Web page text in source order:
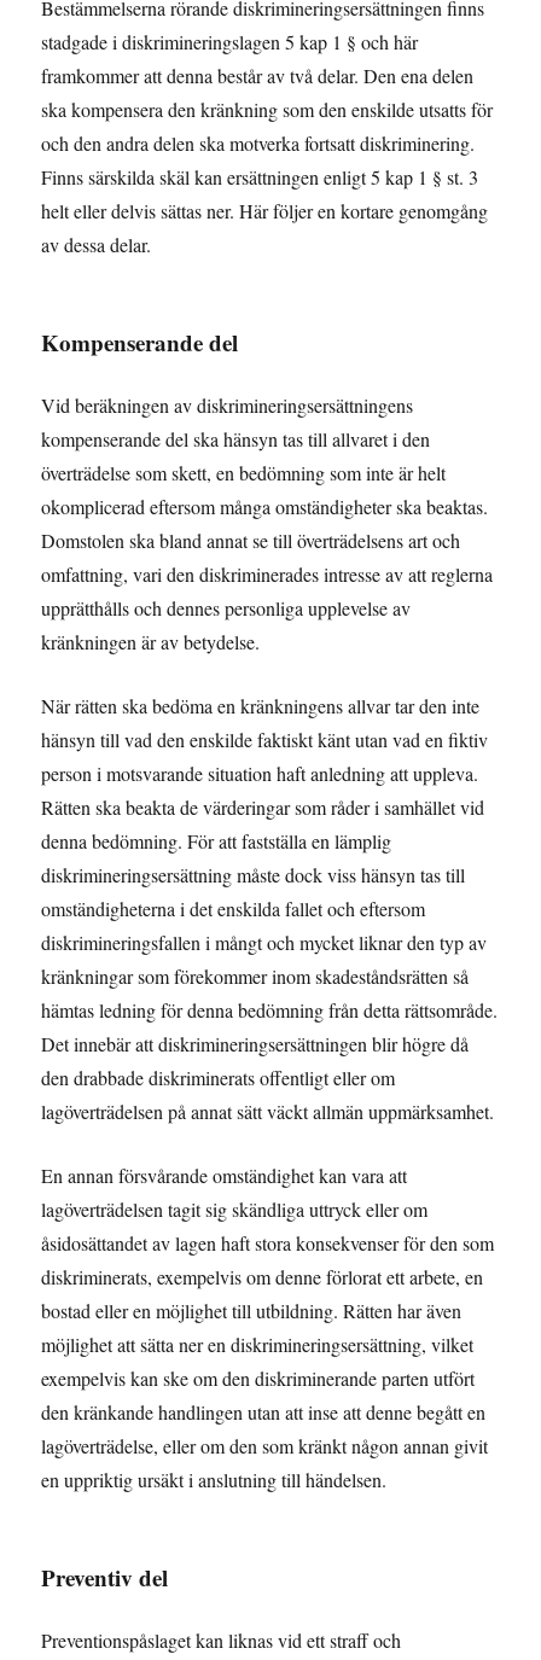
Bestämmelserna rörande diskrimineringsersättningen finns
stadgade i diskrimineringslagen 5 kap 1 § och här
framkommer att denna består av två delar. Den ena delen
ska kompensera den kränkning som den enskilde utsatts för
och den andra delen ska motverka fortsatt diskriminering.
Finns särskilda skäl kan ersättningen enligt 5 kap 1 § st. 3
helt eller delvis sättas ner. Här följer en kortare genomgång
av dessa delar.
Kompenserande del
Vid beräkningen av diskrimineringsersättningens
kompenserande del ska hänsyn tas till allvaret i den
överträdelse som skett, en bedömning som inte är helt
okomplicerad eftersom många omständigheter ska beaktas.
Domstolen ska bland annat se till överträdelsens art och
omfattning, vari den diskriminerades intresse av att reglerna
upprätthålls och dennes personliga upplevelse av
kränkningen är av betydelse.
När rätten ska bedöma en kränkningens allvar tar den inte
hänsyn till vad den enskilde faktiskt känt utan vad en fiktiv
person i motsvarande situation haft anledning att uppleva.
Rätten ska beakta de värderingar som råder i samhället vid
denna bedömning. För att fastställa en lämplig
diskrimineringsersättning måste dock viss hänsyn tas till
omständigheterna i det enskilda fallet och eftersom
diskrimineringsfallen i mångt och mycket liknar den typ av
kränkningar som förekommer inom skadeståndsrätten så
hämtas ledning för denna bedömning från detta rättsområde.
Det innebär att diskrimineringsersättningen blir högre då
den drabbade diskriminerats offentligt eller om
lagöverträdelsen på annat sätt väckt allmän uppmärksamhet.
En annan försvårande omständighet kan vara att
lagöverträdelsen tagit sig skändliga uttryck eller om
åsidosättandet av lagen haft stora konsekvenser för den som
diskriminerats, exempelvis om denne förlorat ett arbete, en
bostad eller en möjlighet till utbildning. Rätten har även
möjlighet att sätta ner en diskrimineringsersättning, vilket
exempelvis kan ske om den diskriminerande parten utfört
den kränkande handlingen utan att inse att denne begått en
lagöverträdelse, eller om den som kränkt någon annan givit
en uppriktig ursäkt i anslutning till händelsen.
Preventiv del
Preventionspåslaget kan liknas vid ett straff och